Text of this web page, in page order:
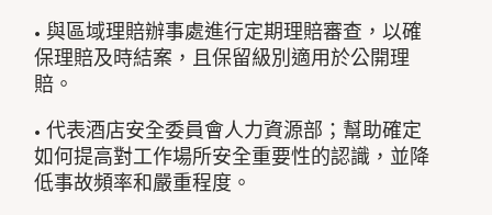
• 與區域理賠辦事處進行定期理賠審查，以確
保理賠及時結案，且保留級別適用於公開理
賠。
• 代表酒店安全委員會人力資源部；幫助確定
如何提高對工作場所安全重要性的認識，並降
低事故頻率和嚴重程度。